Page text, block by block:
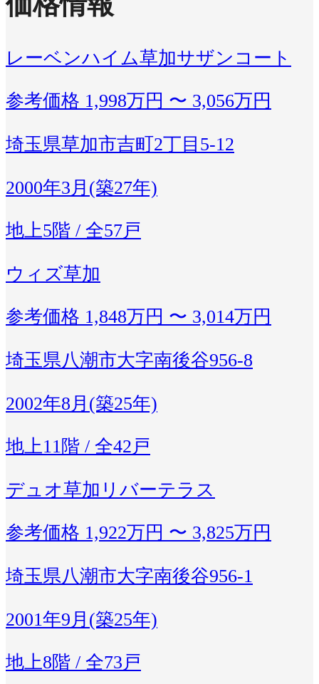
レーベンハイム草加サザンコート
参考価格 1,998万円 〜 3,056万円
埼玉県草加市吉町2丁目5-12
2000年3月(築27年)
地上5階 / 全57戸
ウィズ草加
参考価格 1,848万円 〜 3,014万円
埼玉県八潮市大字南後谷956-8
2002年8月(築25年)
地上11階 / 全42戸
デュオ草加リバーテラス
参考価格 1,922万円 〜 3,825万円
埼玉県八潮市大字南後谷956-1
2001年9月(築25年)
地上8階 / 全73戸